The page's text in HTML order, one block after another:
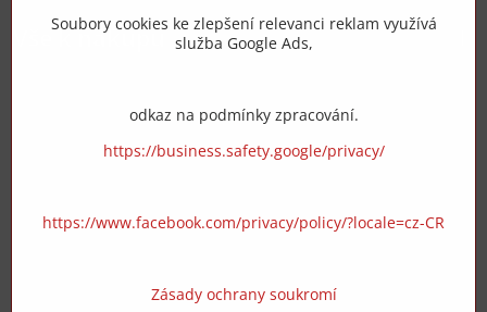
Vše k nákupu
Soubory cookies ke zlepšení relevanci reklam využívá
služba Google Ads,
odkaz na podmínky zpracování.
https://business.safety.google/privacy/
https://www.facebook.com/privacy/policy/?locale=cz-CR
Zásady ochrany soukromí